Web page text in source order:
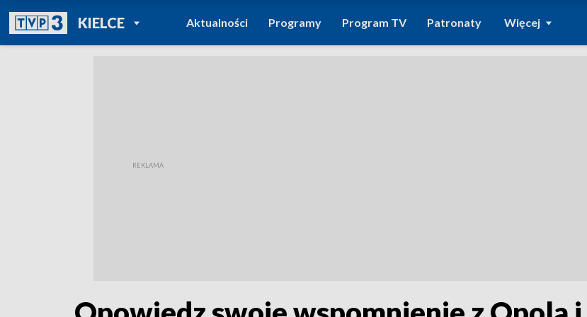
KIELCEPOWRÓT DO
TVP REGIONY
Aktualności Programy Program TV Patronaty Więcej